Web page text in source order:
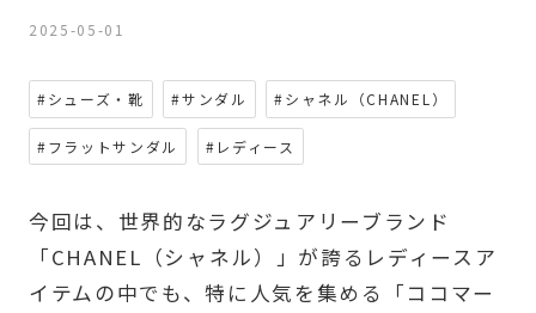
2025-05-01
#シューズ・靴 #サンダル #シャネル（CHANEL）
#フラットサンダル #レディース
今回は、世界的なラグジュアリーブランド
「CHANEL（シャネル）」が誇るレディースア
イテムの中でも、特に人気を集める「ココマー